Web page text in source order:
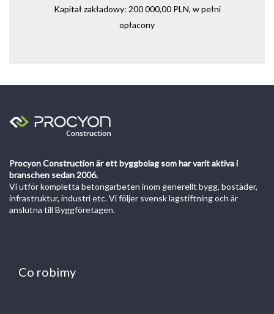
Kapitał zakładowy: 200 000,00 PLN, w pełni
opłacony
Procyon Construction är ett byggbolag som har varit aktiva i
branschen sedan 2006.
Vi utför kompletta betongarbeten inom generellt bygg, bostäder,
infrastruktur, industri etc. Vi följer svensk lagstiftning och är
anslutna till Byggföretagen.
Co robimy